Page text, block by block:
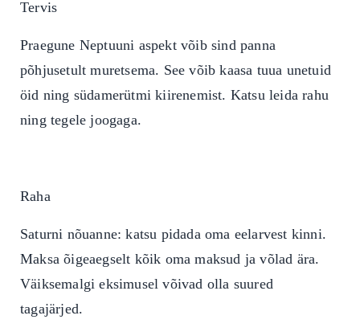
Tervis
Praegune Neptuuni aspekt võib sind panna
põhjusetult muretsema. See võib kaasa tuua unetuid
öid ning südamerütmi kiirenemist. Katsu leida rahu
ning tegele joogaga.
Raha
Saturni nõuanne: katsu pidada oma eelarvest kinni.
Maksa õigeaegselt kõik oma maksud ja võlad ära.
Väiksemalgi eksimusel võivad olla suured
tagajärjed.